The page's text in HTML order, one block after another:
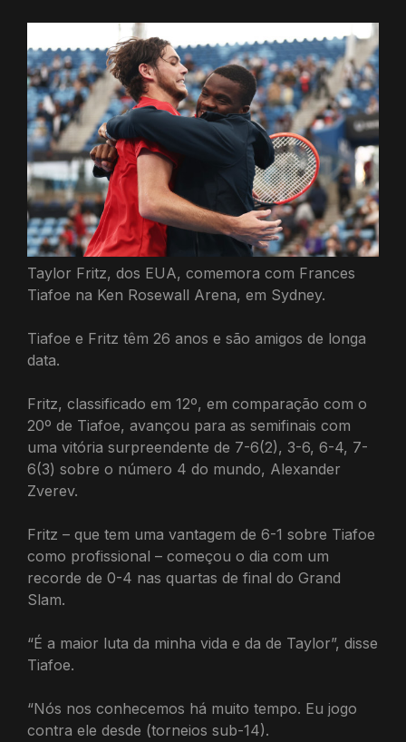
Taylor Fritz, dos EUA, comemora com Frances
Tiafoe na Ken Rosewall Arena, em Sydney.
Tiafoe e Fritz têm 26 anos e são amigos de longa
data.
Fritz, classificado em 12º, em comparação com o
20º de Tiafoe, avançou para as semifinais com
uma vitória surpreendente de 7-6(2), 3-6, 6-4, 7-
6(3) sobre o número 4 do mundo, Alexander
Zverev.
Fritz – que tem uma vantagem de 6-1 sobre Tiafoe
como profissional – começou o dia com um
recorde de 0-4 nas quartas de final do Grand
Slam.
“É a maior luta da minha vida e da de Taylor”, disse
Tiafoe.
“Nós nos conhecemos há muito tempo. Eu jogo
contra ele desde (torneios sub-14).